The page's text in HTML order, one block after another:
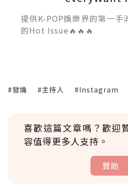
提供K-POP娛樂界的第一手
的Hot Issue🔥🔥🔥
#發燒 #主持人 #Instagram
喜歡這篇文章嗎？歡迎
容值得更多人支持。
贊助